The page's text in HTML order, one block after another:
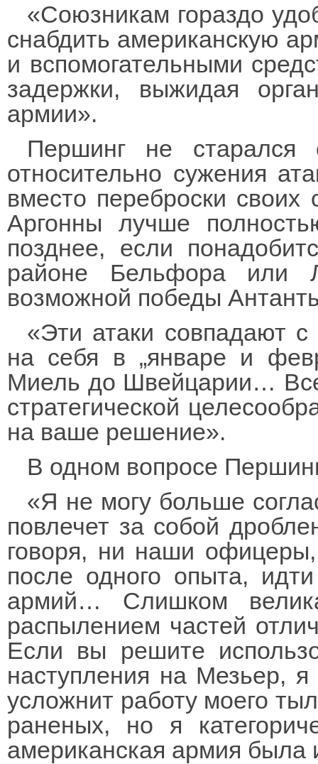
«Союзникам гораздо
снабдить американскую
и вспомогательными
задержки, выжидая
армии».
Першинг не старался
относительно сужения
вместо переброски
Аргонны лучше
позднее, если
районе Бельфора или
возможной победы
«Эти атаки совпадают
на себя в „январе и
Миель до Швейцарии…
стратегической
на ваше решение».
В одном вопросе
«Я не могу больше
повлечет за собой
говоря, ни наши
после одного опыта,
армий… Слишком
распылением частей
Если вы решите
наступления на Мезьер,
усложнит работу моего
раненых, но я
американская армия была